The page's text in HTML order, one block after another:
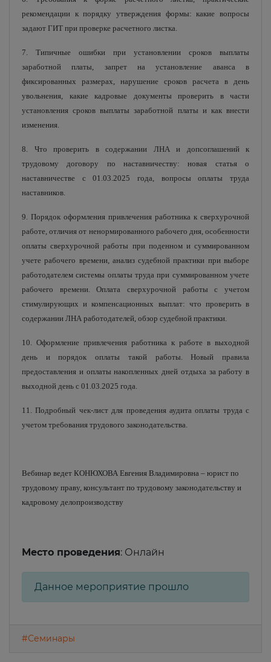
рекомендации к порядку утверждения формы: какие вопросы
задают ГИТ при проверке расчетного листка.
7. Типичные ошибки при установлении сроков выплаты
заработной платы, запрет на установление аванса в
фиксированных размерах, нарушение сроков расчета в день
увольнения, какие кадровые документы проверить в части
установления сроков выплаты заработной платы и как внести
изменения.
8. Что проверить в содержании ЛНА и допсоглашений к
трудовому договору по наставничеству: новая статья о
наставничестве с 01.03.2025 года, вопросы оплаты труда
наставников.
9. Порядок оформления привлечения работника к сверхурочной
работе, отличия от ненормированного рабочего дня, особенности
оплаты сверхурочной работы при поденном и суммированном
учете рабочего времени, анализ судебной практики при выборе
работодателем системы оплаты труда при суммированном учете
рабочего времени. Оплата сверхурочной работы с учетом
стимулирующих и компенсационных выплат: что проверить в
содержании ЛНА работодателей, обзор судебной практики.
10. Оформление привлечения работника к работе в выходной
день и порядок оплаты такой работы. Новый правила
предоставления и оплаты накопленных дней отдыха за работу в
выходной день с 01.03.2025 года.
11. Подробный чек-лист для проведения аудита оплаты труда с
учетом требования трудового законодательства.
Вебинар ведет КОНЮХОВА Евгения Владимировна – юрист по
трудовому праву, консультант по трудовому законодательству и
кадровому делопроизводству
Место проведения: Онлайн
Данное мероприятие прошло
#Семинары